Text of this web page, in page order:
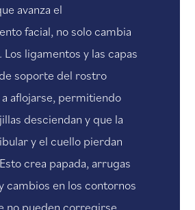
avanza el
facial, no solo cambia
Los ligamentos y las capas
soporte del rostro
aflojarse, permitiendo
desciendan y que la
y el cuello pierdan
crea papada, arrugas
cambios en los contornos